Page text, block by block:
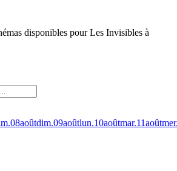
disponibles pour Les Invisibles à
08aoûtdim.09aoûtlun.10aoûtmar.11août